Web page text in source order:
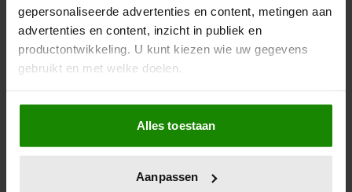
gepersonaliseerde advertenties en content, metingen aan
advertenties en content, inzicht in publiek en
productontwikkeling. U kunt kiezen wie uw gegevens
gebruikt en met welke doelen.
Als u het toestaat, willen we ook graag:
Informatie verzamelen over uw geografische
locatie, die tot een paar meter nauwkeurig kan zijn
scannen op specifieke eigenschappen (fingerprinting)
Alles toestaan
Aanpassen